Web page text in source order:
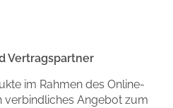
sich
keine Schokolade
Vertragspartner
im Rahmen des Online-
verbindliches Angebot zum